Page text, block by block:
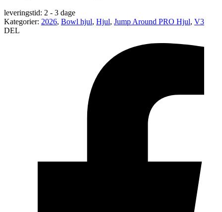
leveringstid: 2 - 3 dage
Kategorier: 2026, Bowl hjul, Hjul, Jump Around PRO Hjul, V3
DEL